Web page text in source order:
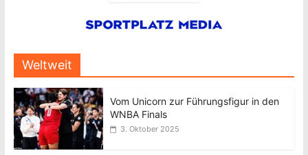
Weltweit
Vom Unicorn zur Führungsfigur in den
WNBA Finals
3. Oktober 2025